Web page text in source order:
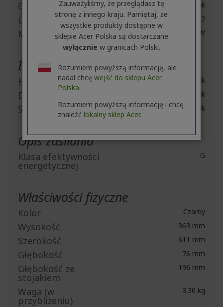
Głośniki Tak
Liczba głośników 2
Moc wyjściowa 2 W
Interfejsy / porty
HDMI Tak
DisplayPort Tak
Słuchawki Tak
Opis zasilania
Klasa efektywności
energetycznej
G
Właściwości fizyczne
Kolor Czarny
Wysokość 363 mm
Szerokość 611 mm
Głębokość 76 mm
Głębokość ze
stojakiem
196 mm
Waga (w
przybliżeniu)
3.30 kg
Zauważyliśmy, że przeglądasz tę
stronę z innego kraju. Pamiętaj, że
wszystkie produkty dostępne w
sklepie Acer Polska są dostarczane
wyłącznie w granicach Polski.
Rozumiem powyższą informację, ale
nadal chcę wejść do sklepu Acer
Polska.
Rozumiem powyższą informację i chcę
znaleźć lokalny sklep Acer.